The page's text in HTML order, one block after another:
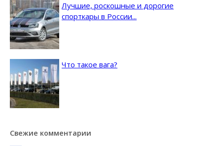
Лучшие, роскошные и дорогие
спорткары в России...
Что такое вага?
Свежие комментарии